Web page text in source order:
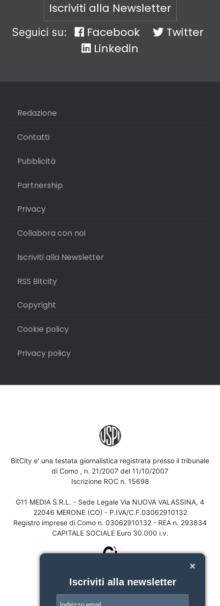
Iscriviti alla Newsletter
Seguici su: Facebook
Twitter
Linkedin
Redazione
Contatti
Pubblicità
Partnership
Privacy
Collabora con noi
Iscriviti alla Newsletter
RSS Bitcity
Copyright
Cookie policy
Privacy policy
BitCity e' una testata giornalistica registrata presso il tribunale
di Como , n. 21/2007 del 11/10/2007
Iscrizione ROC n. 15698
G11 MEDIA S.R.L. - Sede Legale Via NUOVA VALASSINA, 4
22046 MERONE (CO) - P.IVA/C.F.03062910132
Registro imprese di Como n. 03062910132 - REA n. 293834
CAPITALE SOCIALE Euro 30.000 i.v.
Iscriviti alla newsletter